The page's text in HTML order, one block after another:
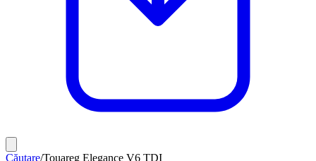
Căutare/Touareg Elegance V6 TDI